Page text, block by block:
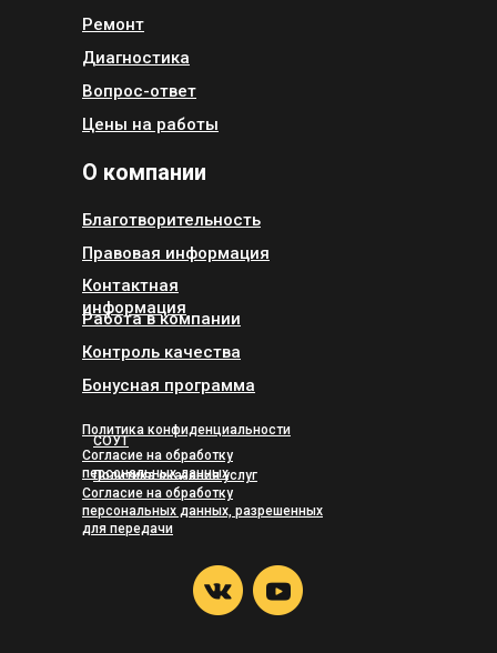
Политика конфиденциальности
СОУТ
Согласие на обработку
персональных данных
Политика оказания услуг
Согласие на обработку
персональных данных, разрешенных
для передачи
О компании
Благотворительность
Правовая информация
Контактная
информация
Работа в компании
Контроль качества
Диагностика
Ремонт
Вопрос-ответ
Цены на работы
Бонусная программа